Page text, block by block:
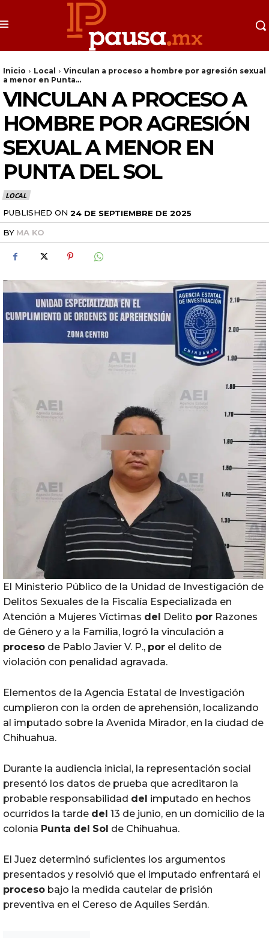
Inicio Local
Vinculan a proceso a hombre por agresión sexual
a menor en Punta...
VINCULAN A PROCESO A
HOMBRE POR AGRESIÓN
SEXUAL A MENOR EN
PUNTA DEL SOL
LOCAL
PUBLISHED ON 24 DE SEPTIEMBRE DE 2025
BY MA KO
El Ministerio Público de la Unidad de Investigación de
Delitos Sexuales de la Fiscalía Especializada en
Atención a Mujeres Víctimas del Delito por Razones
de Género y a la Familia, logró la vinculación a
proceso de Pablo Javier V. P., por el delito de
violación con penalidad agravada.
Elementos de la Agencia Estatal de Investigación
cumplieron con la orden de aprehensión, localizando
al imputado sobre la Avenida Mirador, en la ciudad de
Chihuahua.
Durante la audiencia inicial, la representación social
presentó los datos de prueba que acreditaron la
probable responsabilidad del imputado en hechos
ocurridos la tarde del 13 de junio, en un domicilio de la
colonia Punta del Sol de Chihuahua.
El Juez determinó suficientes los argumentos
presentados y resolvió que el imputado enfrentará el
proceso bajo la medida cautelar de prisión
preventiva en el Cereso de Aquiles Serdán.